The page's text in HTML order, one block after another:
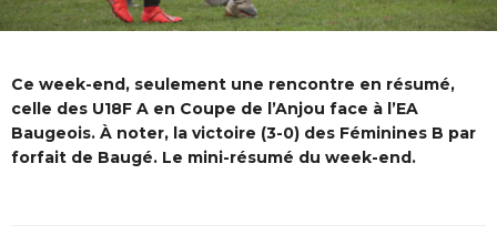
Ce week-end, seulement une rencontre en résumé,
celle des U18F A en Coupe de l’Anjou face à l’EA
Baugeois. À noter, la victoire (3-0) des Féminines B par
forfait de Baugé. Le mini-résumé du week-end.